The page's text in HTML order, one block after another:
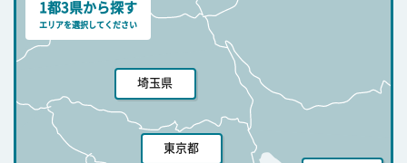
1都3県から探す
エリアを選択してください
埼玉県
東京都